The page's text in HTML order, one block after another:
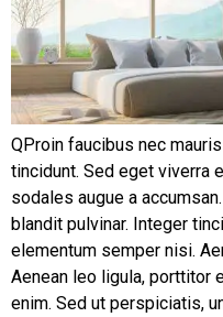
QProin faucibus nec
tincidunt. Sed eget viverra
sodales augue a
blandit pulvinar. Integer
elementum semper nisi.
Aenean leo ligula, porttitor
enim. Sed ut perspiciatis,